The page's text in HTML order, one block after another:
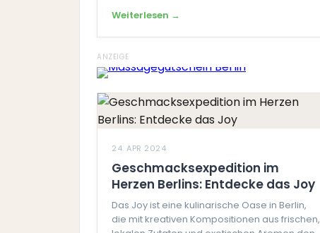
Weiterlesen →
ANZEIGE
24. APR 2024
Geschmacksexpedition im
Herzen Berlins: Entdecke das Joy
Das Joy ist eine kulinarische Oase in Berlin,
die mit kreativen Kompositionen aus frischen,